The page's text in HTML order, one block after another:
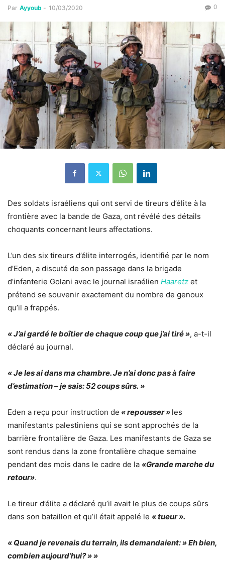
Par Ayyoub - 10/03/2020 0
Des soldats israéliens qui ont servi de tireurs d’élite à la
frontière avec la bande de Gaza, ont révélé des détails
choquants concernant leurs affectations.
L’un des six tireurs d’élite interrogés, identifié par le nom
d’Eden, a discuté de son passage dans la brigade
d’infanterie Golani avec le journal israélien Haaretz et
prétend se souvenir exactement du nombre de genoux
qu’il a frappés.
« J’ai gardé le boîtier de chaque coup que j’ai tiré », a-t-il
déclaré au journal.
« Je les ai dans ma chambre. Je n’ai donc pas à faire
d’estimation – je sais: 52 coups sûrs. »
Eden a reçu pour instruction de « repousser » les
manifestants palestiniens qui se sont approchés de la
barrière frontalière de Gaza. Les manifestants de Gaza se
sont rendus dans la zone frontalière chaque semaine
pendant des mois dans le cadre de la «Grande marche du
retour».
Le tireur d’élite a déclaré qu’il avait le plus de coups sûrs
dans son bataillon et qu’il était appelé le « tueur ».
« Quand je revenais du terrain, ils demandaient: » Eh bien,
combien aujourd’hui? » »